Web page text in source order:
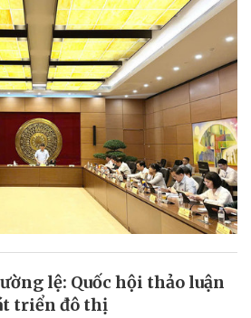
lệ: Quốc hội thảo luận
triển đô thị